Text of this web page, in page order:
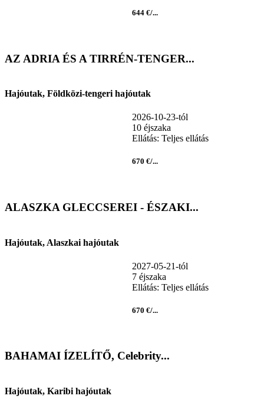
644 €/...
AZ ADRIA ÉS A TIRRÉN-TENGER...
Hajóutak, Földközi-tengeri hajóutak
2026-10-23-tól
10 éjszaka
Ellátás: Teljes ellátás
670 €/...
ALASZKA GLECCSEREI - ÉSZAKI...
Hajóutak, Alaszkai hajóutak
2027-05-21-tól
7 éjszaka
Ellátás: Teljes ellátás
670 €/...
BAHAMAI ÍZELÍTŐ, Celebrity...
Hajóutak, Karibi hajóutak